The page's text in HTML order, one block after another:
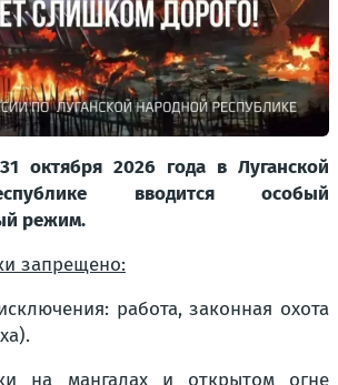
октября 2026 года в Луганской
вводится особый
режим.
запрещено:
работа, законная охота
на мангалах и открытом огне